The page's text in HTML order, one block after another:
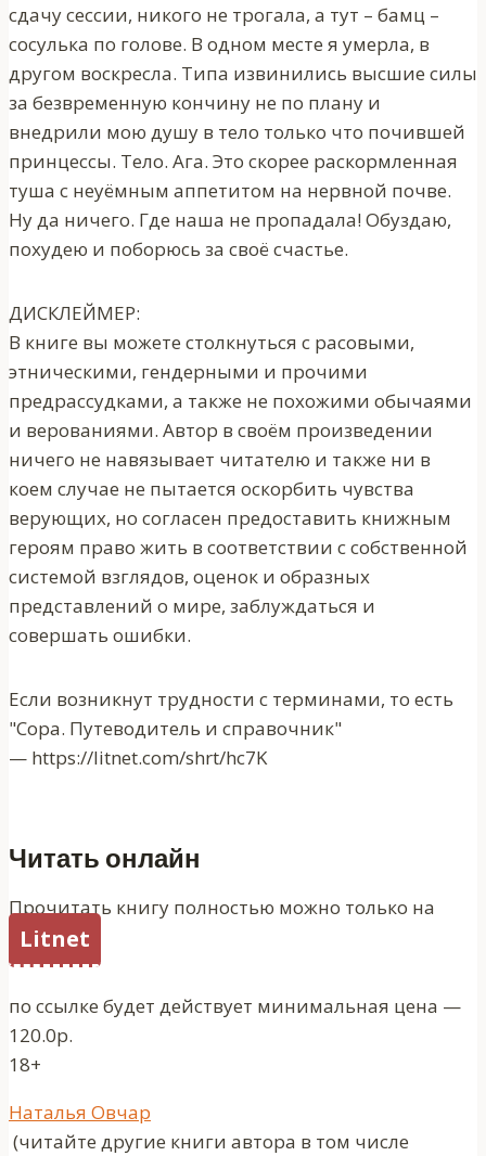
сдачу сессии, никого не трогала, а тут – бамц –
сосулька по голове. В одном месте я умерла, в
другом воскресла. Типа извинились высшие силы
за безвременную кончину не по плану и
внедрили мою душу в тело только что почившей
принцессы. Тело. Ага. Это скорее раскормленная
туша с неуёмным аппетитом на нервной почве.
Ну да ничего. Где наша не пропадала! Обуздаю,
похудею и поборюсь за своё счастье.
ДИСКЛЕЙМЕР:
В книге вы можете столкнуться с расовыми,
этническими, гендерными и прочими
предрассудками, а также не похожими обычаями
и верованиями. Автор в своём произведении
ничего не навязывает читателю и также ни в
коем случае не пытается оскорбить чувства
верующих, но согласен предоставить книжным
героям право жить в соответствии с собственной
системой взглядов, оценок и образных
представлений о мире, заблуждаться и
совершать ошибки.
Если возникнут трудности с терминами, то есть
"Сора. Путеводитель и справочник"
— https://litnet.com/shrt/hc7K
Читать онлайн
Прочитать книгу полностью можно только на
Litnet
по ссылке будет действует минимальная цена —
120.0р.
18+
Метки
записи:
Наталья Овчар
(читайте другие книги автора в том числе